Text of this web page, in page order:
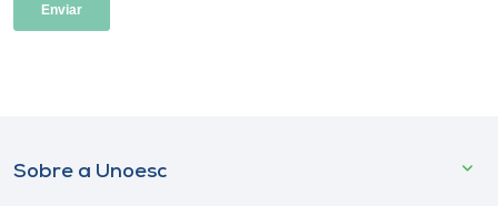
Sobre a Unoesc